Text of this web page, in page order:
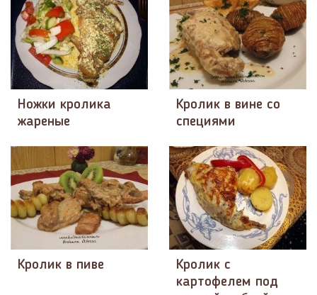
Ножки кролика
жареные
Кролик в вине со
специями
Кролик в пиве
Кролик с
картофелем под